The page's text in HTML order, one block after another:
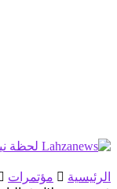
الرئيسية مؤتمرات